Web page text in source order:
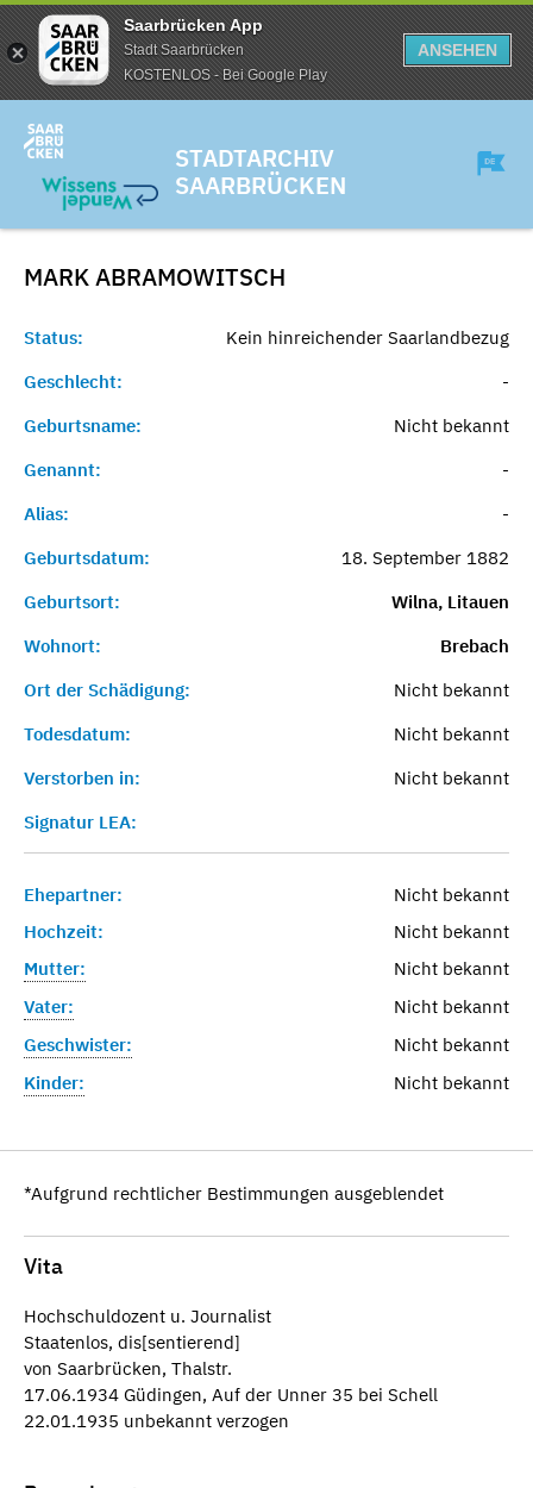
Saarbrücken App
Stadt Saarbrücken
KOSTENLOS - Bei Google Play
ANSEHEN
STADTARCHIV
SAARBRÜCKEN
MARKABRAMOWITSCH
Status:
Kein hinreichender Saarlandbezug
Geschlecht:
-
Geburtsname:
Nicht bekannt
Genannt:
-
Alias:
-
Geburtsdatum:
18. September 1882
Geburtsort:
Wilna, Litauen
Wohnort:
Brebach
Ort der Schädigung:
Nicht bekannt
Todesdatum:
Nicht bekannt
Verstorben in:
Nicht bekannt
Signatur LEA:
Ehepartner:
Nicht bekannt
Hochzeit:
Nicht bekannt
Mutter:
Nicht bekannt
Vater:
Nicht bekannt
Geschwister:
Nicht bekannt
Kinder:
Nicht bekannt
*Aufgrund rechtlicher Bestimmungen ausgeblendet
Vita
Hochschuldozent u. Journalist
Staatenlos, dis[sentierend]
von Saarbrücken, Thalstr.
17.06.1934 Güdingen, Auf der Unner 35 bei Schell
22.01.1935 unbekannt verzogen